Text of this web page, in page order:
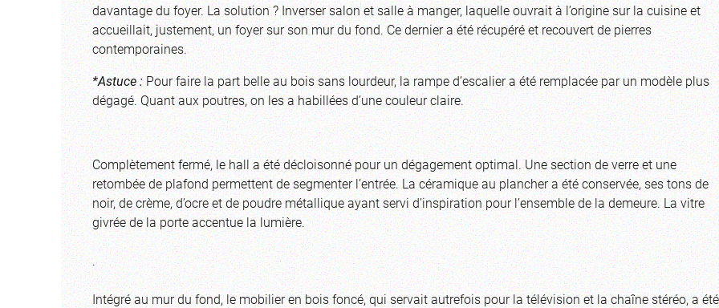
davantage du foyer. La solution ? Inverser salon et salle à manger, laquelle ouvrait à l’origine sur la cuisine et
accueillait, justement, un foyer sur son mur du fond. Ce dernier a été récupéré et recouvert de pierres
contemporaines.
*Astuce :Pour faire la part belle au bois sans lourdeur, la rampe d’escalier a été remplacée par un modèle plus
dégagé. Quant aux poutres, on les a habillées d’une couleur claire.
Complètement fermé, le hall a été décloisonné pour un dégagement optimal. Une section de verre et une
retombée de plafond permettent de segmenter l’entrée. La céramique au plancher a été conservée, ses tons de
noir, de crème, d’ocre et de poudre métallique ayant servi d’inspiration pour l’ensemble de la demeure. La vitre
givrée de la porte accentue la lumière.
.
Intégré au mur du fond, le mobilier en bois foncé, qui servait autrefois pour la télévision et la chaîne stéréo, a été